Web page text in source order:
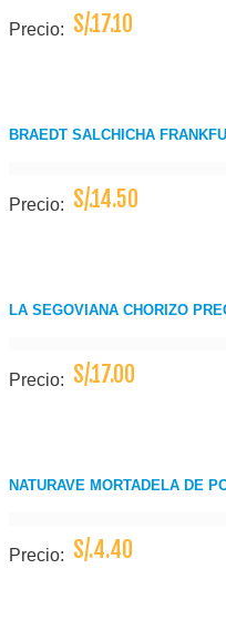
Precio: S/.17.10
BRAEDT SALCHICHA
Precio: S/.14.50
LA SEGOVIANA CHORIZO
Precio: S/.17.00
NATURAVE MORTADELA DE
Precio: S/.4.40